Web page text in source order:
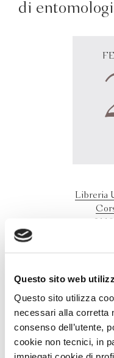
Questo sito web
Questo sito utilizza
necessari alla corretta
consenso dell’utente,
cookie non tecnici, in
di
Libreria
svolgerà nel rispetto